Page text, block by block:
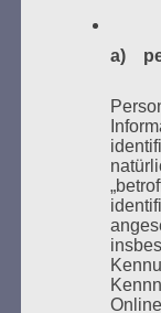
Donnerstag,
Zum 26. Mal
des
Kaifu-Ufer –
Bücher
Weitere
a)